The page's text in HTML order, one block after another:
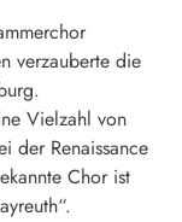
verzauberte die
Vielzahl von
der Renaissance
Chor ist